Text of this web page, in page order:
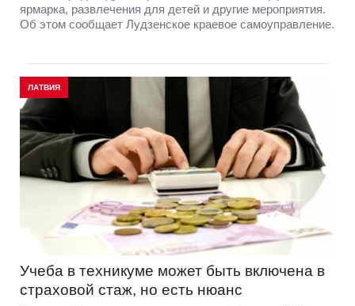
ярмарка, развлечения для детей и другие мероприятия.
Об этом сообщает Лудзенское краевое самоуправление.
ЛАТВИЯ
Учеба в техникуме может быть включена в
страховой стаж, но есть нюанс